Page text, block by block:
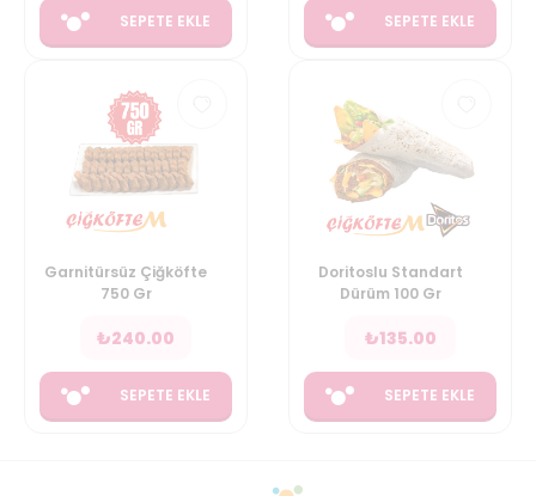
SEPETE EKLE SEPETE EKLE
Garnitürsüz Çiğköfte
750 Gr
₺240.00
SEPETE EKLE
Doritoslu Standart
Dürüm 100 Gr
₺135.00
SEPETE EKLE